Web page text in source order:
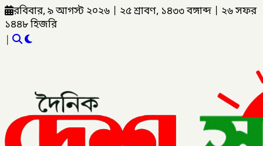
রবিবার, ৯ আগস্ট ২০২৬ ২৫ শ্রাবণ, ১৪৩৩ বঙ্গাব্দ
২৬ সফর
১৪৪৮ হিজরি
|